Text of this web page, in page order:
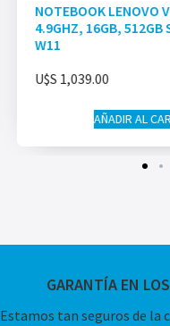
NOTEBOOK LENOVO
4.9GHZ, 16GB, 512GB
W11
U$S 1,039.00
AÑADIR AL
GARANTÍA EN
Estamos tan seguros de la